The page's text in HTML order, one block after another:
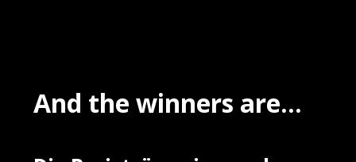
And the winners are...